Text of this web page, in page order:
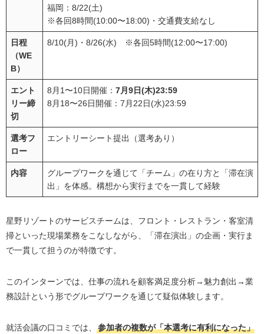
福岡：8/22(土)
※各回8時間(10:00〜18:00)・交通費支給なし
日程
（WE
B）
8/10(月)・8/26(水) ※各回5時間(12:00〜17:00)
エント
リー締
切
8月1〜10日開催： 7月9日(木)23:59
8月18〜26日開催：7月22日(水)23:59
選考フ
ロー
エントリーシート提出（選考あり）
内容
グループワークを通じて「チーム」の在り方と「滞在演
出」を体感。構想から実行までを一貫して経験
星野リゾートのサービスチームは、フロント・レストラン・客室清
掃といった現場業務をこなしながら、「滞在演出」の企画・実行ま
で一貫して担うのが特徴です。
このインターンでは、仕事の流れを顧客満足度分析→魅力創出→業
務設計という形でグループワークを通じて疑似体験します。
就活会議の口コミでは、
参加者の複数が「本選考に有利になった」